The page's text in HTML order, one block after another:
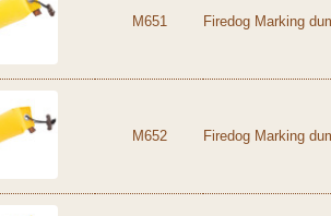
M651 Firedog Marking
M652 Firedog Marking